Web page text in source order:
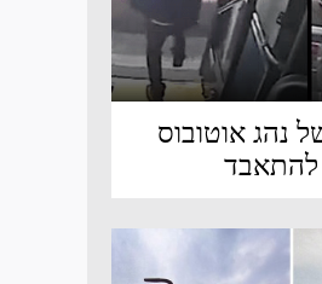
נהג אוטובוס
להתאבד